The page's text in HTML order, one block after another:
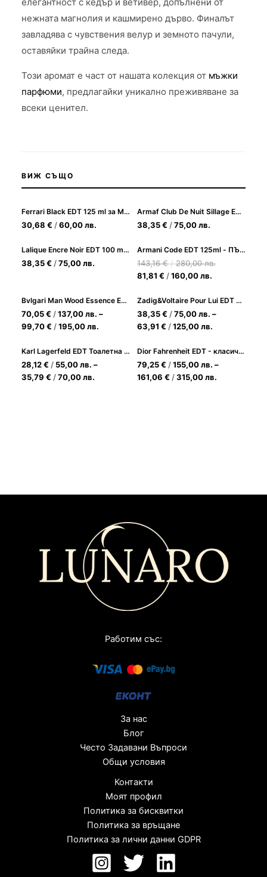
нежната магнолия и кашмирено дърво. Финалът
завладява с чувствения велур и земното пачули,
оставяйки трайна следа.
Този аромат е част от нашата колекция от мъжки
парфюми, предлагайки уникално преживяване за
всеки ценител.
ВИЖ СЪЩО
Ferrari Black EDT 125 ml за Мъже
30,68 € /60,00лв.
Armaf Club De Nuit Sillage EDP 105ml - унисекс парфюм
38,35€ /75,00лв.
Lalique Encre Noir EDT 100 ml за Мъже
38,35€ /75,00лв.
Armani Code EDT 125ml - ПЪЛНИТЕЛ - Елегантен мъжки аромат
143,16€/280,00лв.
81,81 € /160,00лв.
Bvlgari Man Wood Essence EDP Парфюм за Мъже
70,05€ /137,00лв. –
99,70€ /195,00лв.
Zadig&Voltaire Pour Lui EDT Тоалетна вода за Мъже
38,35€ /75,00лв. –
63,91 € /125,00лв.
Karl Lagerfeld EDT Тоалетна вода за Мъже
28,12€ / 55,00лв. –
35,79 € /70,00лв.
Dior Fahrenheit EDT - класически мъжки аромат
79,25€ /155,00лв. –
161,06 € /315,00лв.
Работим със:
За нас
Блог
Често Задавани Въпроси
Общи условия
Контакти
Моят профил
Политика за бисквитки
Политика за връщане
Политика за лични данни GDPR